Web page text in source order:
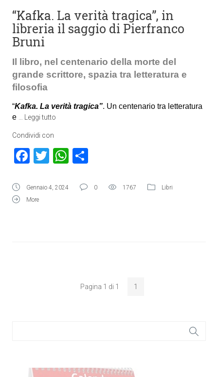
“Kafka. La verità tragica”, in
libreria il saggio di Pierfranco
Bruni
Il libro, nel centenario della morte del
grande scrittore, spazia tra letteratura e
filosofia
“Kafka. La verità tragica”. Un centenario tra letteratura
e
Leggi tutto
Condividi con
Facebook
TwitterWhatsApp
Gennaio 4, 2024 0 1767
Libri
More
Pagina 1 di 1 1